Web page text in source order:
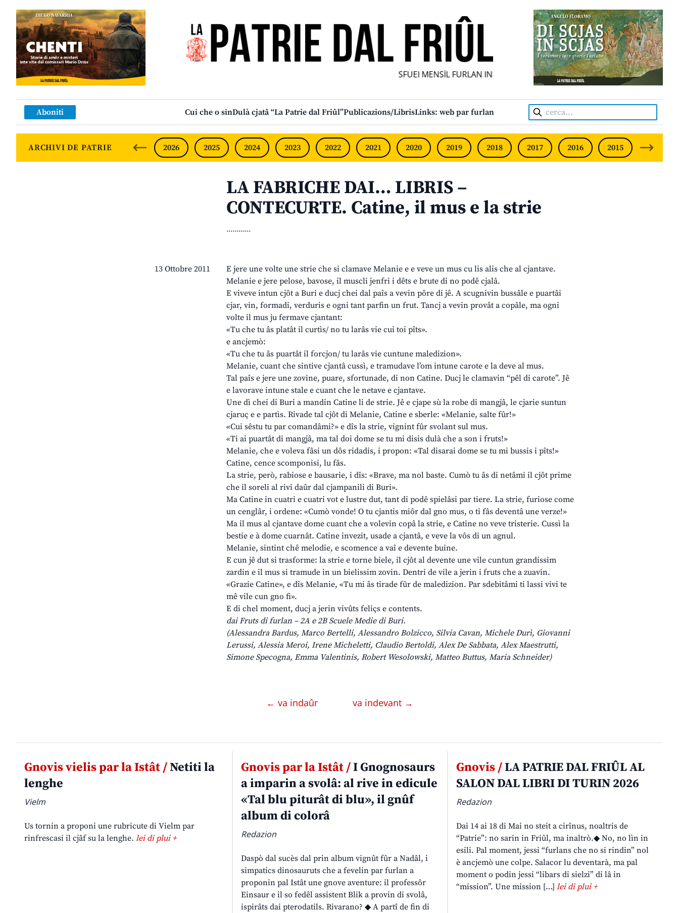
SFUEI MENSÎL FURLAN INDIPENDENT • INDEPENDENT FRIULIAN MONTHLY
Aboniti Cui che o sinDulà cjatâ “La Patrie dal Friûl”Publicazions/LibrisLinks: web par furlan Cerca:
ARCHIVI DE PATRIE 2026 2025 2024 2023 2022 2021 2020 2019 2018 2017 2016 2015 2014
LA FABRICHE DAI… LIBRIS –
CONTECURTE. Catine, il mus e la strie
............
13 Ottobre 2011
E jere une volte une strie che si clamave Melanie e e veve un mus cu lis alis che al cjantave.
Melanie e jere pelose, bavose, il muscli jenfri i dêts e brute di no podê cjalâ.
E viveve intun cjôt a Buri e ducj chei dal paîs a vevin pôre di jê. A scugnivin bussâle e puartâi
cjar, vin, formadi, verduris e ogni tant parfin un frut. Tancj a vevin provât a copâle, ma ogni
volte il mus ju fermave cjantant:
«Tu che tu âs platât il curtìs/ no tu larâs vie cui toi pîts».
e ancjemò:
«Tu che tu âs puartât il forcjon/ tu larâs vie cuntune maledizion».
Melanie, cuant che sintive cjantâ cussì, e tramudave l’om intune carote e la deve al mus.
Tal paîs e jere une zovine, puare, sfortunade, di non Catine. Ducj le clamavin “pêl di carote”. Jê
e lavorave intune stale e cuant che le netave e cjantave.
Une dì chei di Buri a mandin Catine li de strie. Jê e cjape sù la robe di mangjâ, le cjarie suntun
cjaruç e e partìs. Rivade tal cjôt di Melanie, Catine e sberle: «Melanie, salte fûr!»
«Cui sêstu tu par comandâmi?» e dîs la strie, vignint fûr svolant sul mus.
«Ti ai puartât di mangjâ, ma tal doi dome se tu mi disis dulà che a son i fruts!»
Melanie, che e voleva fâsi un dôs ridadis, i propon: «Tal disarai dome se tu mi bussis i pîts!»
Catine, cence scomponisi, lu fâs.
La strie, però, rabiose e bausarie, i dîs: «Brave, ma nol baste. Cumò tu âs di netâmi il cjôt prime
che il soreli al rivi daûr dal cjampanili di Buri».
Ma Catine in cuatri e cuatri vot e lustre dut, tant di podê spielâsi par tiere. La strie, furiose come
un cenglâr, i ordene: «Cumò vonde! O tu cjantis miôr dal gno mus, o ti fâs deventâ une verze!»
Ma il mus al cjantave dome cuant che a volevin copâ la strie, e Catine no veve tristerie. Cussì la
bestie e à dome cuarnât. Catine invezit, usade a cjantâ, e veve la vôs di un agnul.
Melanie, sintint chê melodie, e scomence a vaî e devente buine.
E cun jê dut si trasforme: la strie e torne biele, il cjôt al devente une vile cuntun grandissim
zardin e il mus si tramude in un bielissim zovin. Dentri de vile a jerin i fruts che a zuavin.
«Grazie Catine», e dîs Melanie, «Tu mi âs tirade fûr de maledizion. Par sdebitâmi ti lassi vivi te
mê vile cun gno fi».
E di chel moment, ducj a jerin vivûts feliçs e contents.
dai Fruts di furlan – 2A e 2B Scuele Medie di Buri.
(Alessandra Bardus, Marco Bertelli, Alessandro Bolzicco, Silvia Cavan, Michele Durì, Giovanni
Lerussi, Alessia Meroi, Irene Micheletti, Claudio Bertoldi, Alex De Sabbata, Alex Maestrutti,
Simone Specogna, Emma Valentinis, Robert Wesolowski, Matteo Buttus, Maria Schneider)
← va indaûr va indevant →
Gnovis vielis par la Istât /Netiti la
lenghe
Vielm
Us tornin a proponi une rubricute di Vielm par
rinfrescasi il cjâf su la lenghe. lei di plui +
Gnovis par la Istât /I Gnognosaurs
a imparin a svolâ: al rive in edicule
«Tal blu piturât di blu», il gnûf
album di colorâ
Redazion
Daspò dal sucès dal prin album vignût fûr a Nadâl, i
simpatics dinosauruts che a fevelin par furlan a
proponin pal Istât une gnove aventure: il professôr
Einsaur e il so fedêl assistent Blik a provin di svolâ,
ispirâts dai pterodatils. Rivarano? ◆ A partî de fin di
Gnovis /LA PATRIE DAL FRIÛL AL
SALON DAL LIBRI DI TURIN 2026
Redazion
Dai 14 ai 18 di Mai no steit a cirînus, noaltris de
“Patrie”: no sarin in Friûl, ma inaltrò.◆ No, no lìn in
esili. Pal moment, jessi “furlans che no si rindin” nol
è ancjemò une colpe. Salacor lu deventarà, ma pal
moment o podin jessi “libars di sielzi” di lâ in
“mission”. Une mission […]lei di plui +